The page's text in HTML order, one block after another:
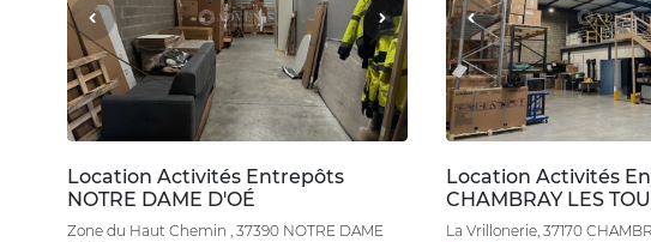
Location Activités Entrepôts
NOTRE DAME D'OÉ
Zone du Haut Chemin , 37390 NOTRE DAME
Location Activités
CHAMBRAY LES
La Vrillonerie, 37170